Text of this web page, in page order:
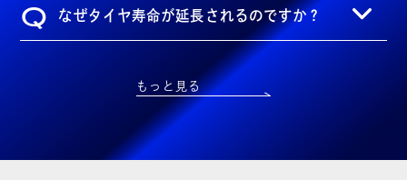
Q なぜタイヤ寿命が延長されるのですか？
もっと見る